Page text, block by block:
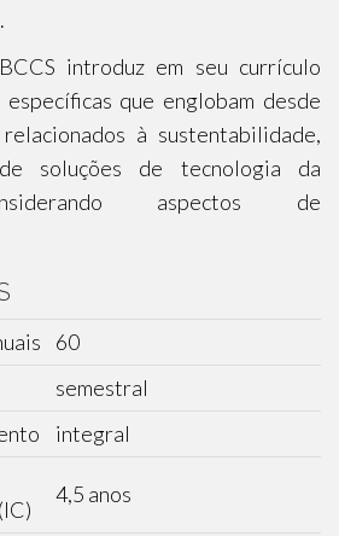
introduz em seu currículo
que englobam desde
à sustentabilidade,
soluções de tecnologia da
aspectos de
60
semestral
integral
4,5 anos